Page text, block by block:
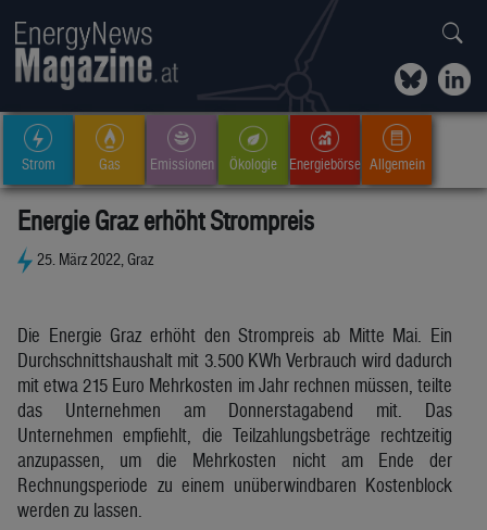
Strom Gas Emissionen Ökologie Energiebörse Allgemein
Energie Graz erhöht Strompreis
25. März 2022, Graz
Die Energie Graz erhöht den Strompreis ab Mitte Mai. Ein
Durchschnittshaushalt mit 3.500 KWh Verbrauch wird dadurch
mit etwa 215 Euro Mehrkosten im Jahr rechnen müssen, teilte
das Unternehmen am Donnerstagabend mit. Das
Unternehmen empfiehlt, die Teilzahlungsbeträge rechtzeitig
anzupassen, um die Mehrkosten nicht am Ende der
Rechnungsperiode zu einem unüberwindbaren Kostenblock
werden zu lassen.